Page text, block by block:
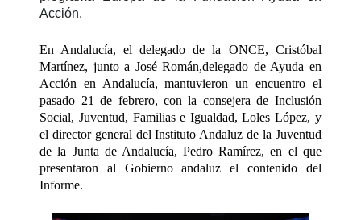
Acción.
En Andalucía, el delegado de la ONCE, Cristóbal
Martínez, junto a José Román,delegado de Ayuda en
Acción en Andalucía, mantuvieron un encuentro el
pasado 21 de febrero, con la consejera de Inclusión
Social, Juventud, Familias e Igualdad, Loles López, y
el director general del Instituto Andaluz de la Juventud
de la Junta de Andalucía, Pedro Ramírez, en el que
presentaron al Gobierno andaluz el contenido del
Informe.